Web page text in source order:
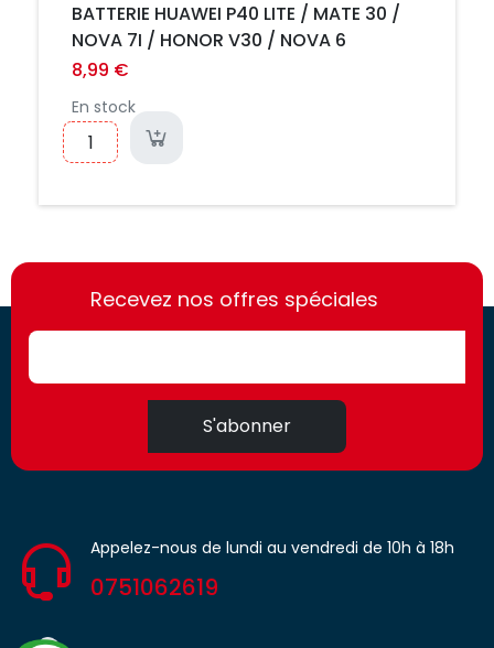
BATTERIE HUAWEI P40 LITE / MATE 30 /
NOVA 7I / HONOR V30 / NOVA 6
8,99 €
En stock
https://france-
access.fr
https://france-
access.fr
Recevez nos offres spéciales
S'abonner
Appelez-nous de lundi au vendredi de 10h à 18h
0751062619